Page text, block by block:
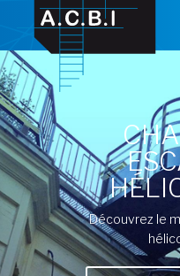
Découvrez le
Cookies management panel